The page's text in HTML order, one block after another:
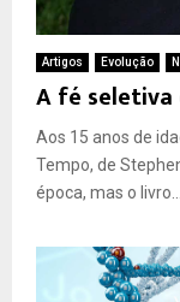
Artigos Evolução
A fé
Aos 15 anos de
Tempo, de
época, mas o livro...